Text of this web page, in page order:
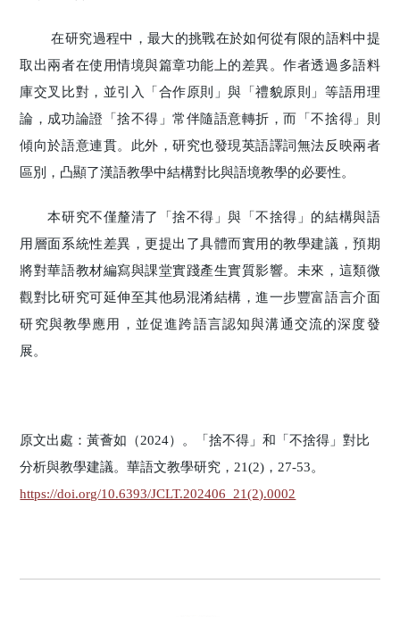
在研究過程中，最大的挑戰在於如何從有限的語料中提
取出兩者在使用情境與篇章功能上的差異。作者透過多語料
庫交叉比對，並引入「合作原則」與「禮貌原則」等語用理
論，成功論證「捨不得」常伴隨語意轉折，而「不捨得」則
傾向於語意連貫。此外，研究也發現英語譯詞無法反映兩者
區別，凸顯了漢語教學中結構對比與語境教學的必要性。
本研究不僅釐清了「捨不得」與「不捨得」的結構與語
用層面系統性差異，更提出了具體而實用的教學建議，預期
將對華語教材編寫與課堂實踐產生實質影響。未來，這類微
觀對比研究可延伸至其他易混淆結構，進一步豐富語言介面
研究與教學應用，並促進跨語言認知與溝通交流的深度發
展。
原文出處：黃薈如（2024）。「捨不得」和「不捨得」對比
分析與教學建議。華語文教學研究，21(2)，27-53。
https://doi.org/10.6393/JCLT.202406_21(2).0002